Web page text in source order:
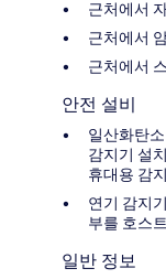
근처에서
근처에서
근처에서
안전 설비
일산화탄
감지기 설
휴대용 감
연기 감지
부를 호스
일반 정보